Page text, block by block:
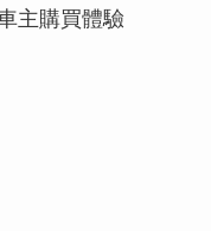
主購買體驗